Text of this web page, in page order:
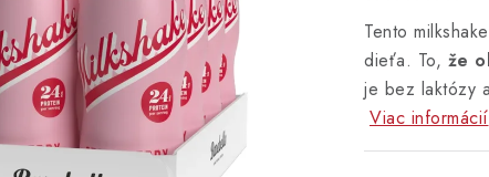
Tento
dieťa. To, že
je bez laktózy
Viac informácií